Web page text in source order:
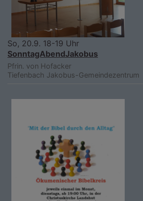
So, 20.9. 18-19 Uhr
SonntagAbendJakobus
Pfrin. von Hofacker
Tiefenbach Jakobus-Gemeindezentrum